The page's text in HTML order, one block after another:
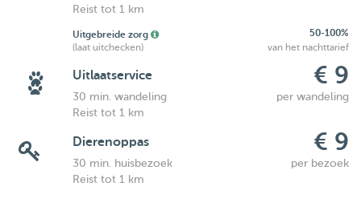
Reist tot 1 km
Uitgebreide zorg
50-100%
(laat uitchecken)
van het nachttarief
Uitlaatservice € 9
30 min. wandeling
per wandeling
Reist tot 1 km
Dierenoppas € 9
30 min. huisbezoek
per bezoek
Reist tot 1 km